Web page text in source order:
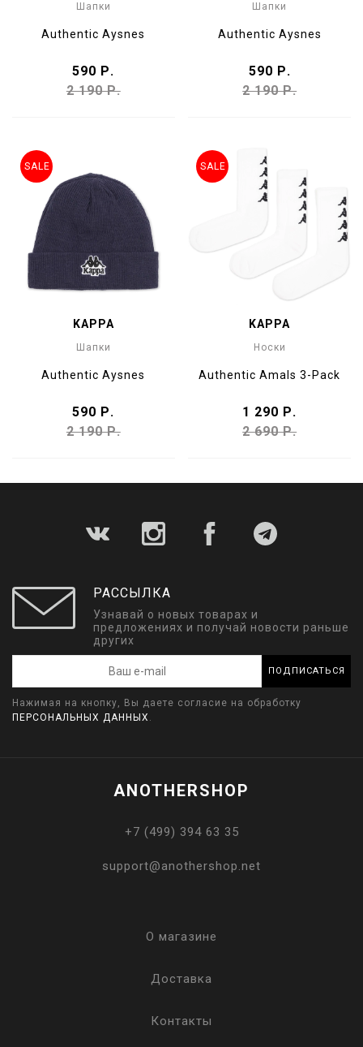
Шапки
Authentic Aysnes
590 Р.
2 190 Р.
Шапки
Authentic Aysnes
590 Р.
2 190 Р.
KAPPA
Шапки
Authentic Aysnes
590 Р.
2 190 Р.
SALE
KAPPA
Носки
Authentic Amals 3-Pack
1 290 Р.
2 690 Р.
SALE
РАССЫЛКА
Узнавай о новых товарах и
предложениях и получай новости раньше
других
ПОДПИСАТЬСЯ
Нажимая на кнопку, Вы даете согласие на обработку
ПЕРСОНАЛЬНЫХ ДАННЫХ .
ANOTHERSHOP
+7 (499) 394 63 35
support@anothershop.net
О магазине
Доставка
Контакты